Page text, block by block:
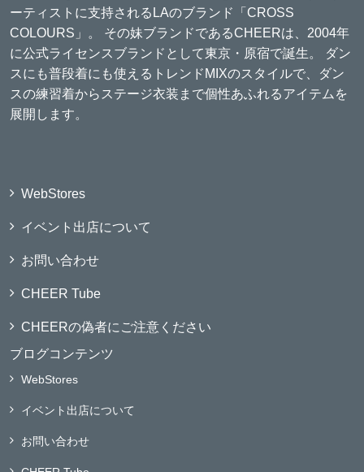
ーティストに支持されるLAのブランド「CROSS
COLOURS」。 その妹ブランドであるCHEERは、2004年
に公式ライセンスブランドとして東京・原宿で誕生。 ダン
スにも普段着にも使えるトレンドMIXのスタイルで、ダン
スの練習着からステージ衣装まで個性あふれるアイテムを
展開します。
WebStores
イベント出店について
お問い合わせ
CHEER Tube
CHEERの偽者にご注意ください
ブログコンテンツ
WebStores
イベント出店について
お問い合わせ